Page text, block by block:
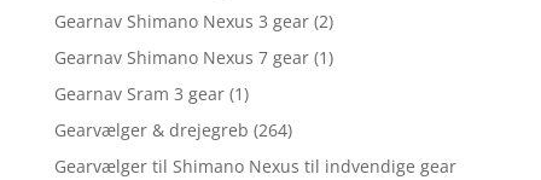
Gearnav Shimano Nexus 3 gear (2)
Gearnav Shimano Nexus 7 gear (1)
Gearnav Sram 3 gear (1)
Gearvælger & drejegreb (264)
Gearvælger til Shimano Nexus til indvendige gear